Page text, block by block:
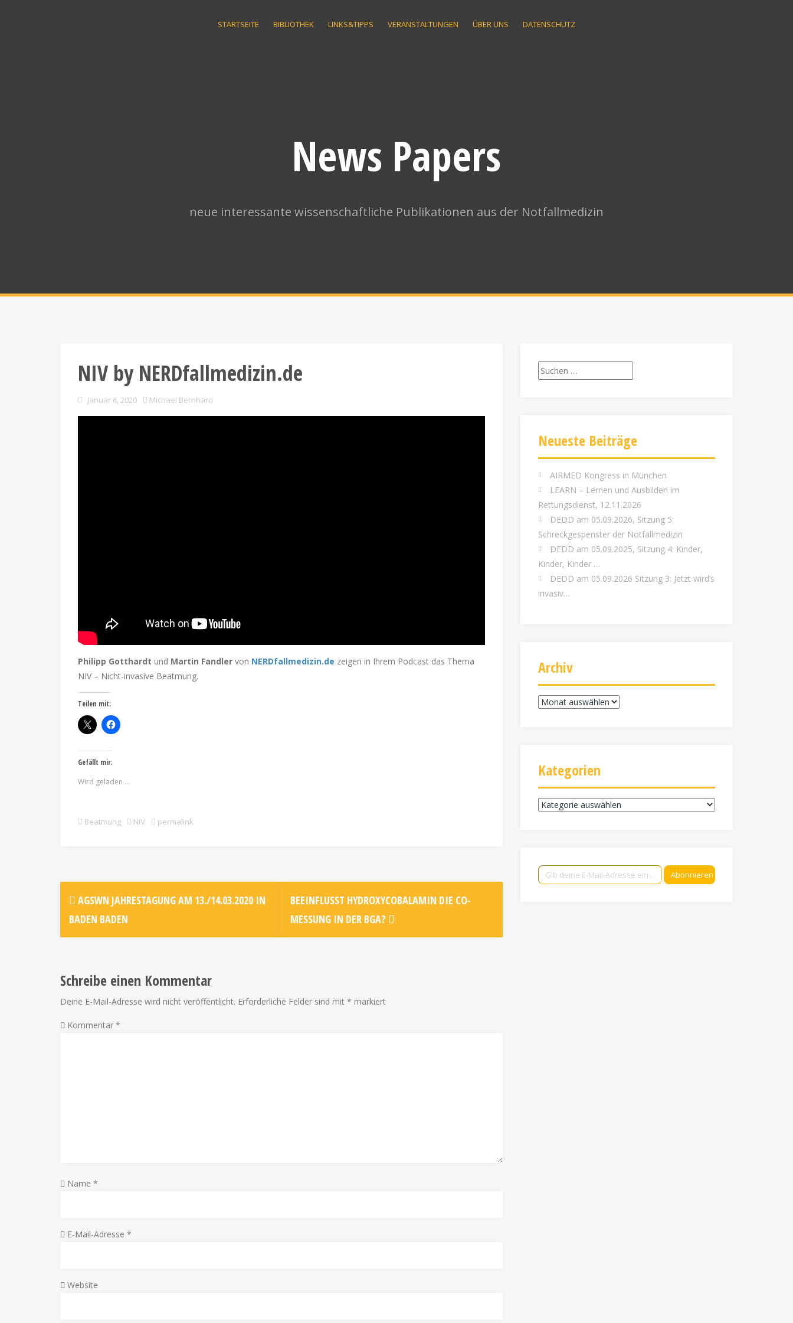
STARTSEITE BIBLIOTHEK LINKS&TIPPS VERANSTALTUNGEN ÜBER UNS DATENSCHUTZ
News Papers
neue interessante wissenschaftliche Publikationen aus der Notfallmedizin
NIV by NERDfallmedizin.de
Januar 6, 2020 Michael Bernhard
Philipp Gotthardt und Martin Fandler von NERDfallmedizin.de zeigen in Ihrem Podcast das Thema
NIV – Nicht-invasive Beatmung.
Teilen mit:
Gefällt mir:
Wird geladen …
Beatmung NIV permalink
AGSWN JAHRESTAGUNG AM 13./14.03.2020 IN
BADEN BADEN
BEEINFLUSST HYDROXYCOBALAMIN DIE CO-
MESSUNG IN DER BGA?
Schreibe einen Kommentar
Deine E-Mail-Adresse wird nicht veröffentlicht. Erforderliche Felder sind mit * markiert
Kommentar *
Name *
E-Mail-Adresse *
Website
Suchen
nach:
Neueste Beiträge
AIRMED Kongress in München
LEARN – Lernen und Ausbilden im
Rettungsdienst, 12.11.2026
DEDD am 05.09.2026, Sitzung 5:
Schreckgespenster der Notfallmedizin
DEDD am 05.09.2025, Sitzung 4: Kinder,
Kinder, Kinder …
DEDD am 05.09.2026 Sitzung 3: Jetzt wird’s
invasiv…
Archiv
Archiv
Kategorien
Kategorien
Gib deine E-Mail-Adresse ein ...
Abonnieren